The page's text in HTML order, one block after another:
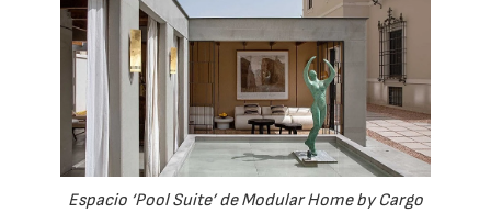
Espacio ‘Pool Suite’ de Modular Home by Cargo